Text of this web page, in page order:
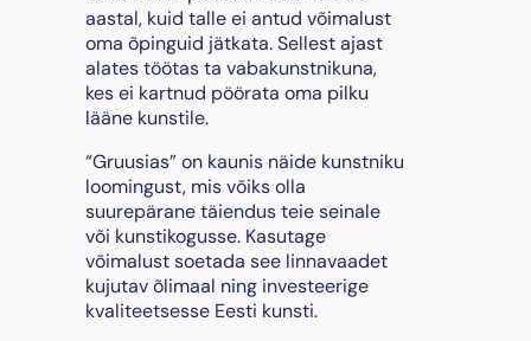
aastal, kuid talle ei antud võimalust
oma õpinguid jätkata. Sellest ajast
alates töötas ta vabakunstnikuna,
kes ei kartnud pöörata oma pilku
lääne kunstile.
“Gruusias” on kaunis näide kunstniku
loomingust, mis võiks olla
suurepärane täiendus teie seinale
või kunstikogusse. Kasutage
võimalust soetada see linnavaadet
kujutav õlimaal ning investeerige
kvaliteetsesse Eesti kunsti.